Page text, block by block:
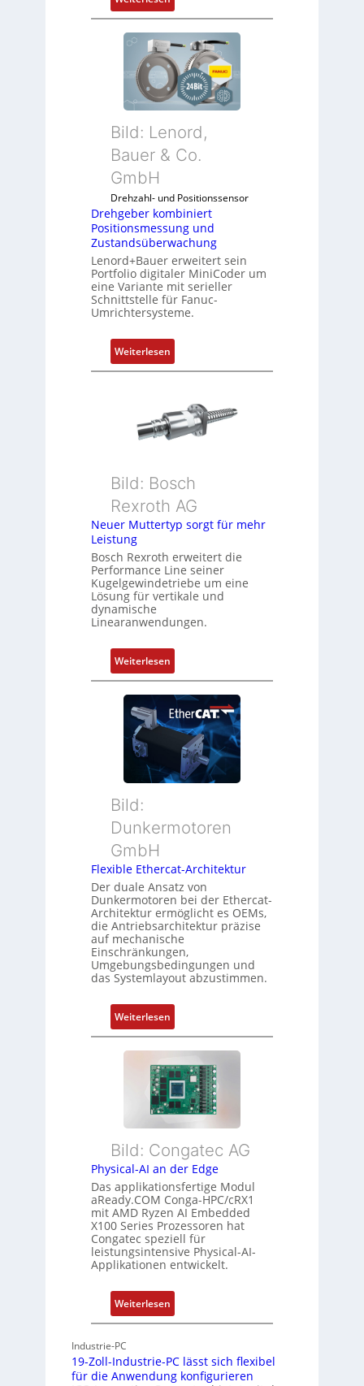
D
r
e
h
g
e
e
m
b
i
i
e
r
P
o
s
i
o
m
s
u
n
g
n
d
Z
u
s
t
a
s
e
w
a
c
h
u
n
g
Bild: Lenord,
Bauer & Co.
GmbH
Drehzahl- und Positionssensor
Drehgeber kombiniert
Positionsmessung und
Zustandsüberwachung
Lenord+Bauer erweitert sein
Portfolio digitaler MiniCoder um
eine Variante mit serieller
Schnittstelle für Fanuc-
Umrichtersysteme.
Weiterlesen:
D
h
g
e
k
m
b
i
i
r
t
P
o
s
i
s
s
u
n
g
u
n
Z
u
s
t
a
n
d
ü
b
e
r
w
a
c
h
u
n
g
Bild: Bosch
Rexroth AG
Neuer Muttertyp sorgt für mehr
Leistung
Bosch Rexroth erweitert die
Performance Line seiner
Kugelgewindetriebe um eine
Lösung für vertikale und
dynamische
Linearanwendungen.
Weiterlesen:
N
e
u
e
u
e
t
y
p
s
o
r
g
t
f
ü
r
m
e
h
r
i
s
t
u
n
g
Bild:
Dunkermotoren
GmbH
Flexible Ethercat-Architektur
Der duale Ansatz von
Dunkermotoren bei der Ethercat-
Architektur ermöglicht es OEMs,
die Antriebsarchitektur präzise
auf mechanische
Einschränkungen,
Umgebungsbedingungen und
das Systemlayout abzustimmen.
Weiterlesen:
F
l
e
x
i
b
e
E
t
h
e
r
c
a
t
-
A
c
h
Bild: Congatec AG
Physical-AI an der Edge
Das applikationsfertige Modul
aReady.COM Conga-HPC/cRX1
mit AMD Ryzen AI Embedded
X100 Series Prozessoren hat
Congatec speziell für
leistungsintensive Physical-AI-
Applikationen entwickelt.
Weiterlesen:
P
s
Industrie-PC
19-Zoll-Industrie-PC lässt sich flexibel
für die Anwendung konfigurieren